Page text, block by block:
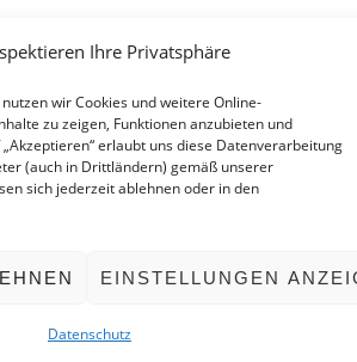
Ihre Privatsphäre
wir Cookies und weitere Online-
zu zeigen, Funktionen anzubieten und
erlaubt uns diese Datenverarbeitung
(auch in Drittländern) gemäß unserer
sich jederzeit ablehnen oder in den
EINSTELLUNGEN
Datenschutz